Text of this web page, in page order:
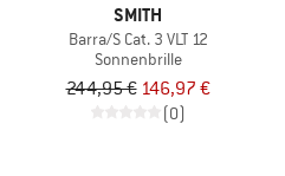
SMITH
Barra/S Cat. 3 VLT 12
Sonnenbrille
244,95 € 146,97 €
(0)